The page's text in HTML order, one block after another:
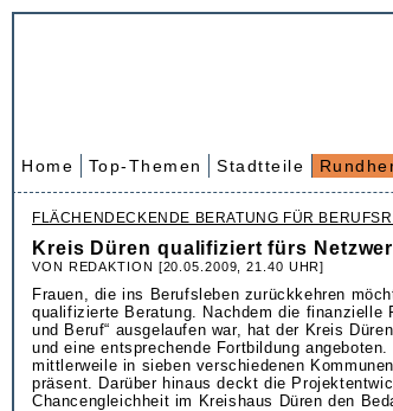
Home Top-Themen Stadtteile
FLÄCHENDECKENDE BERATUNG FÜR
Kreis Düren qualifiziert fürs
VON REDAKTION [20.05.2009, 21.40 UHR]
Frauen, die ins Berufsleben zurückkehren
qualifizierte Beratung. Nachdem die finanzielle
und Beruf“ ausgelaufen war, hat der Kreis
und eine entsprechende Fortbildung
mittlerweile in sieben verschiedenen
präsent. Darüber hinaus deckt die
Chancengleichheit im Kreishaus Düren den